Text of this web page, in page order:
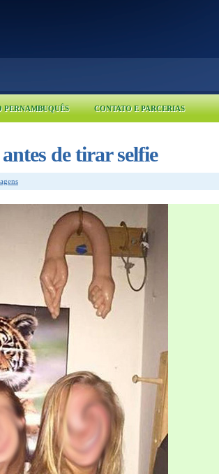
PERNAMBUQUÊS CONTATO E PARCERIAS
de tirar selfie